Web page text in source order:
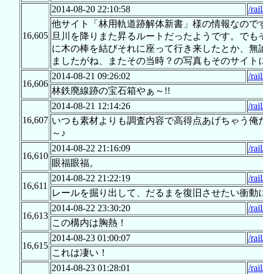
16,605
2014-08-20 22:10:58
/
他サイト「林用軌道跡解体新書」様の情報なの
旦川を降りまた昇るルートだったようです。で
に木の棒を結びそれに座って行き来したとか、
ましたがね、またその当時？の写真もそのサイ
16,606
2014-08-21 09:26:02
/
林鉄廃線跡の宝石箱やぁ～!!
16,607
2014-08-21 12:14:26
/
いつも素材よりも調査内容で高得点あげちゃう
～♪
16,610
2014-08-22 21:16:09
/
眼福眼福。
16,611
2014-08-22 21:22:19
/
レールを掘り出して、だるまを復旧させたい衝動
16,613
2014-08-22 23:30:20
/
この構内は胸熱！
16,615
2014-08-23 01:00:07
/
これは凄い！
2014-08-23 01:28:01
/